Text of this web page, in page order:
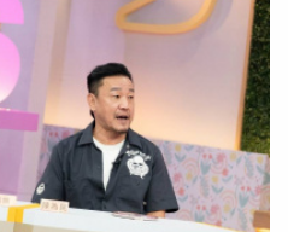
域中穿梭，場面一度失控。事
物保護委員會（Florida Fish
）已正式啟動調
查，同時蒐集乘客與目擊者證
洩漏的可能性，以及是否存在
。目前，官方尚未確認事故確
燃氣系統或燃料相關問題。事
門水域安全管理的關注，特別
與眾不同的自我介紹：「大家
的柳、瀚是浩瀚的瀚去掉三點
台詞讓小S當時立刻跟姊姊大S
到這對冤家在開學不到十天就
性分享，現在家喻戶曉的藝名
S喊出來的。三人隨後將帶領
劇科辦公室翻閱畢業紀念冊，
與成績單。